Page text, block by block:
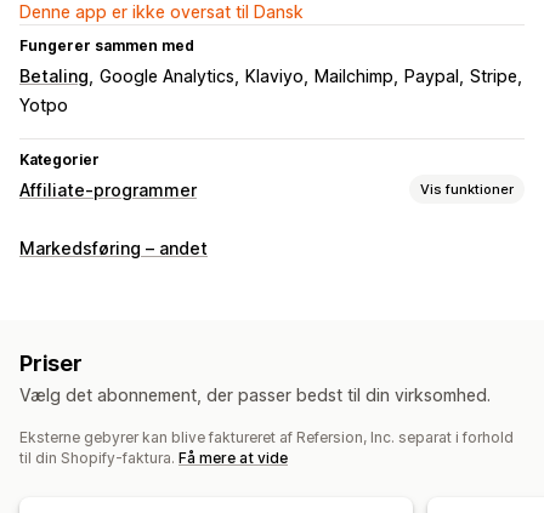
Denne app er ikke oversat til Dansk
Fungerer sammen med
Betaling Google Analytics Klaviyo Mailchimp Paypal
Stripe
Yotpo
Kategorier
Affiliate-programmer Vis funktioner
Muligheder for kommission
Fordele på flere niveauer
Præstationssporing
Affiliate-links
Analyser
Markedsføring – andet
Priser
Vælg det abonnement, der passer bedst til din virksomhed.
Eksterne gebyrer kan blive faktureret af Refersion, Inc. separat i forhold
til din Shopify-faktura. Få mere at vide